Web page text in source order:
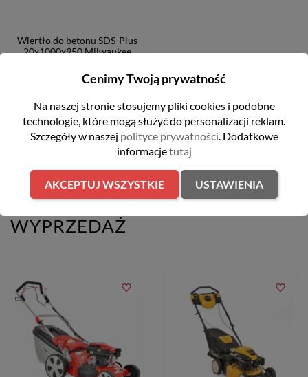
Wiertło do betonu SDS-Plus
20x1000x950 Milwaukee
389,00 zł
POWIADOM O DOSTĘPNOŚCI
WYPRZEDAŻ
favorite_border favorite_border
Cenimy Twoją prywatność
Na naszej stronie stosujemy pliki cookies i podobne
technologie, które mogą służyć do personalizacji reklam.
Szczegóły w naszej polityce prywatności . Dodatkowe
informacjetutaj
AKCEPTUJ WSZYSTKIE USTAWIENIA